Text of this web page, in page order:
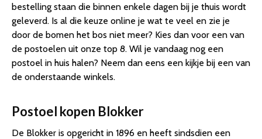
bestelling staan die binnen enkele dagen bij je thuis wordt
geleverd. Is al die keuze online je wat te veel en zie je
door de bomen het bos niet meer? Kies dan voor een van
de postoelen uit onze top 8. Wil je vandaag nog een
postoel in huis halen? Neem dan eens een kijkje bij een van
de onderstaande winkels.
Postoel kopen Blokker
De Blokker is opgericht in 1896 en heeft sindsdien een